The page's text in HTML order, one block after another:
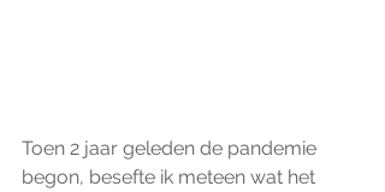
Toen 2 jaar geleden de pandemie
begon, besefte ik meteen wat het